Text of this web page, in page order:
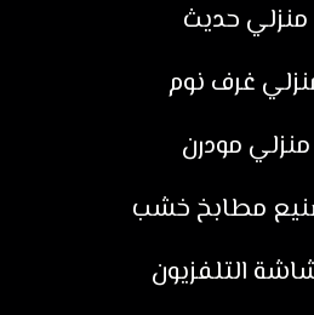
منزلي حديث
غرف نوم
منزلي مودرن
مطابخ خشب
التلفزيون